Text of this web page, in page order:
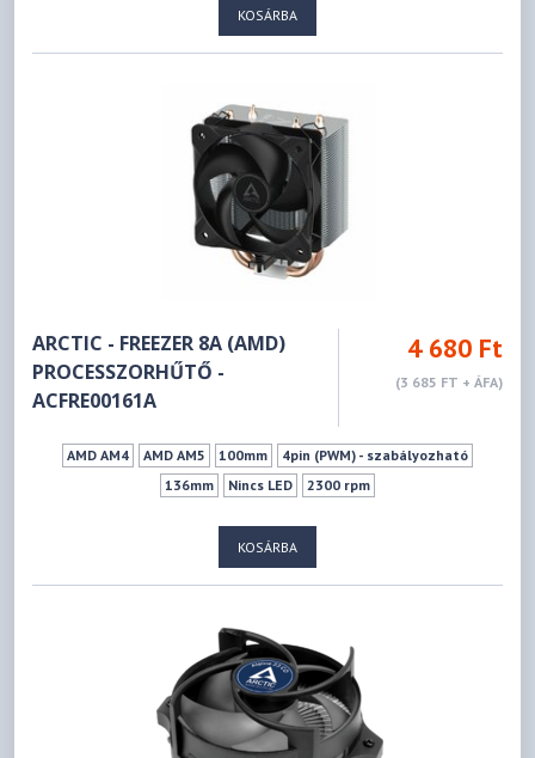
KOSÁRBA
ARCTIC - FREEZER 8A (AMD)
PROCESSZORHŰTŐ -
ACFRE00161A
4 680 Ft
(3 685 FT + ÁFA)
AMD AM4 AMD AM5 100mm
4pin (PWM) - szabályozható
136mm
Nincs LED 2300 rpm
KOSÁRBA